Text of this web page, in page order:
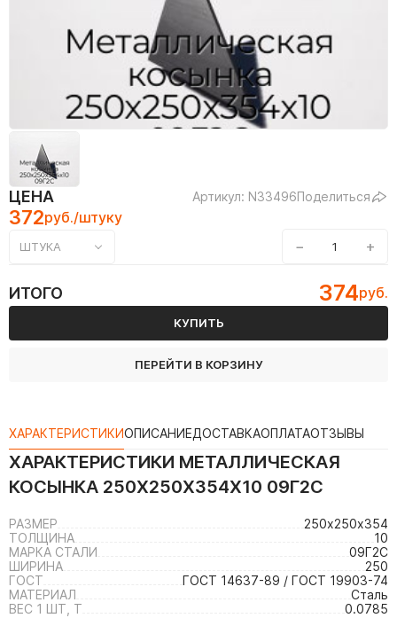
ЦЕНА Артикул: N33496Поделиться
372руб./штуку
ШТУКА − +
ИТОГО 374руб.
КУПИТЬ
ПЕРЕЙТИ В КОРЗИНУ
ХАРАКТЕРИСТИКИОПИСАНИЕДОСТАВКАОПЛАТАОТЗЫВЫ
ХАРАКТЕРИСТИКИ МЕТАЛЛИЧЕСКАЯ
КОСЫНКА 250Х250Х354Х10 09Г2С
РАЗМЕР
250х250х354
ТОЛЩИНА
10
МАРКА СТАЛИ
09Г2С
ШИРИНА
250
ГОСТ
ГОСТ 14637-89 / ГОСТ 19903-74
МАТЕРИАЛ
Сталь
ВЕС 1 ШТ, Т
0.0785